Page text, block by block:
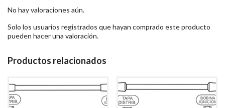
No hay valoraciones aún.
Solo los usuarios registrados que hayan comprado este producto
pueden hacer una valoración.
Productos relacionados